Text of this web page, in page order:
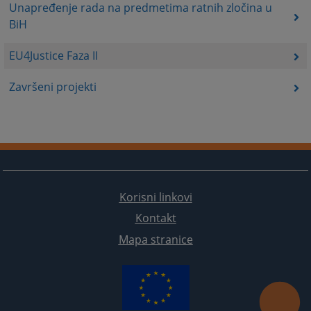
Unapređenje rada na predmetima ratnih zločina u
BiH
EU4Justice Faza II
Završeni projekti
Korisni linkovi
Kontakt
Mapa stranice